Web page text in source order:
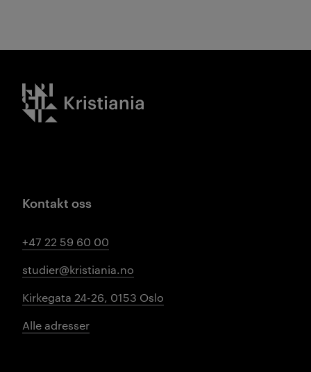
Kristiania logo
Kontakt oss
+47 22 59 60 00
studier@kristiania.no
Kirkegata 24-26, 0153 Oslo
Alle adresser